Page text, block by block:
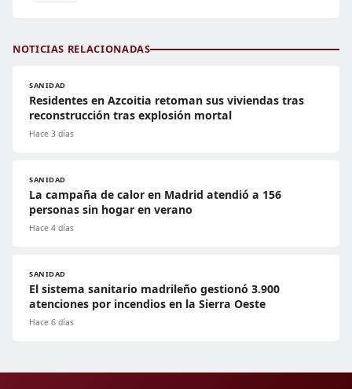
NOTICIAS RELACIONADAS
SANIDAD
Residentes en Azcoitia retoman sus viviendas tras
reconstrucción tras explosión mortal
Hace 3 días
SANIDAD
La campaña de calor en Madrid atendió a 156
personas sin hogar en verano
Hace 4 días
SANIDAD
El sistema sanitario madrileño gestionó 3.900
atenciones por incendios en la Sierra Oeste
Hace 6 días